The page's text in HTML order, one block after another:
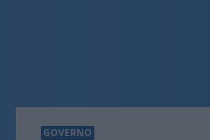
GOVERNO